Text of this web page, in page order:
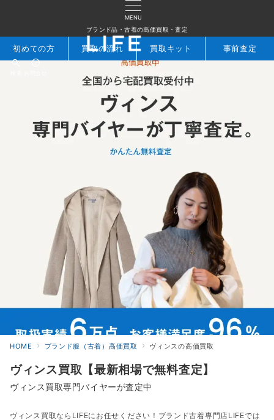
MENU
ブランド品・古着の高価買取・査定
初めての方 買取の流れ 買取キット 事前査定
HOME ブランド服（古着）高価買取 ヴィンスの高価買取
ヴィンス買取【最新相場で無料査定】
ヴィンス買取専門バイヤーが査定中
ヴィンス買取ならLIFEにお任せください！ブランド古着専門店LIFEでは